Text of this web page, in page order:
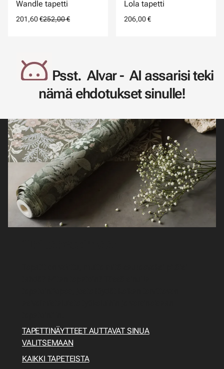
Wandle tapetti
201,60 €252,00 €
Lola tapetti
206,00 €
Psst. Alvar - AI assarisi teki
nämä ehdotukset sinulle!
TAPETTINÄYTTEET AUTTAVAT SINUA
VALITSEMAAN
KAIKKI TAPETEISTA